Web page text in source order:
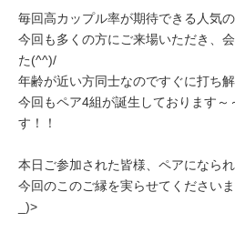
毎回高カップル率が期待できる人気
今回も多くの方にご来場いただき、
た(^^)/
年齢が近い方同士なのですぐに打ち
今回もペア4組が誕生しております～
す！！
本日ご参加された皆様、ペアになら
今回のこのご縁を実らせてください
_)>